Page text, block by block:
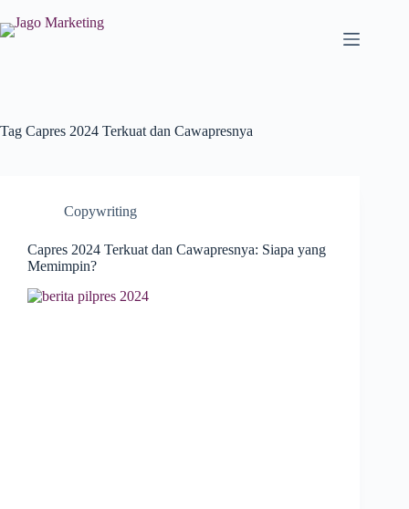
Tag Capres 2024 Terkuat dan Cawapresnya
Copywriting
Capres 2024 Terkuat dan Cawapresnya: Siapa yang
Memimpin?